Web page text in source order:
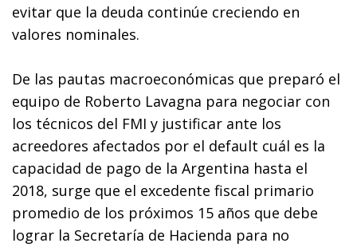
evitar que la deuda continúe creciendo en
valores nominales.
De las pautas macroeconómicas que preparó el
equipo de Roberto Lavagna para negociar con
los técnicos del FMI y justificar ante los
acreedores afectados por el default cuál es la
capacidad de pago de la Argentina hasta el
2018, surge que el excedente fiscal primario
promedio de los próximos 15 años que debe
lograr la Secretaría de Hacienda para no